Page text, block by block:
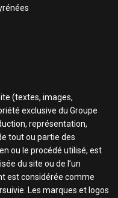
(textes, images,
exclusive du Groupe
représentation,
tout ou partie des
ou le procédé utilisé, est
du site ou de l’un
est considérée comme
Les marques et logos